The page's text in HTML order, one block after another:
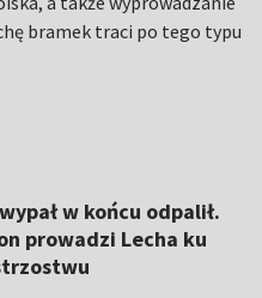
bramek traci po tego typu
w końcu odpalił.
prowadzi Lecha ku